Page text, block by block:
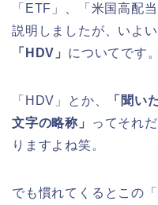
「ETF」、「米国高配
説明しましたが、いよい
「HDV」 についてです。
「HDV」とか、
「聞い
文字の略称」
ってそれ
りますよね笑。
でも慣れてくるとこの